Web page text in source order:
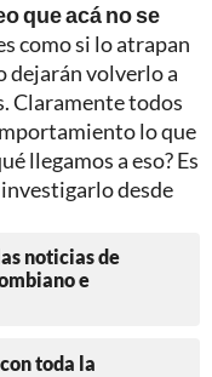
que acá no se
como si lo atrapan
dejarán volverlo a
Claramente todos
lo que
llegamos a eso? Es
desde
noticias de
e
toda la